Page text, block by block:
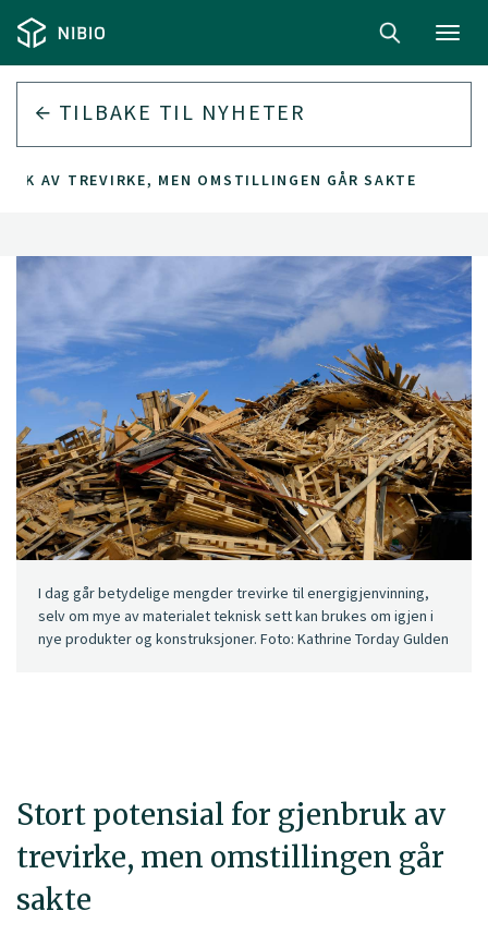
TILBAKE TIL NYHETER
AV TREVIRKE, MEN OMSTILLINGEN GÅR SAKTE
Stort potensial for gjenbruk av
trevirke, men omstillingen går
sakte
I dag går betydelige mengder trevirke til energigjenvinning,
selv om mye av materialet teknisk sett kan brukes om igjen i
nye produkter og konstruksjoner. Foto: Kathrine Torday Gulden